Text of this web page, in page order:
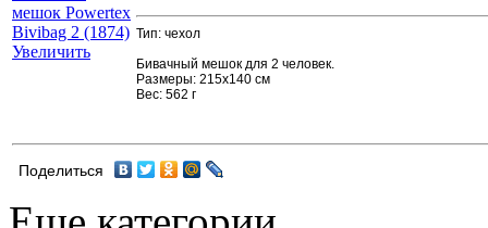
Увеличить
Тип: чехол
Бивачный мешок для 2 человек.
Размеры: 215x140 см
Вес: 562 г
Поделиться